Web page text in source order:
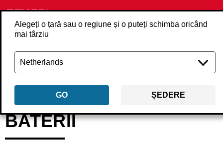
Alegeți o țară sau o regiune și o puteți schimba oricând
mai târziu
GO ȘEDERE
Înapoi Produse Accesorii Baterii și încărcătoare
BATERII